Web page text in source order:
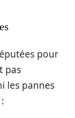
pour
pas
les pannes